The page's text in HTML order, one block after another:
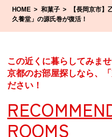
HOME 和菓子
【長岡京市】
久養堂」の源氏巻が復活！
この近くに暮らしてみま
京都のお部屋探しなら、
ださい！
ROOMS